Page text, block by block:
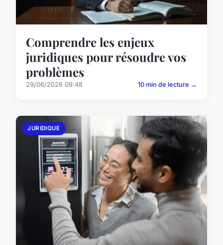
Comprendre les enjeux
juridiques pour résoudre vos
problèmes
29/06/2026 09:48 10 min de lecture →
JURIDIQUE